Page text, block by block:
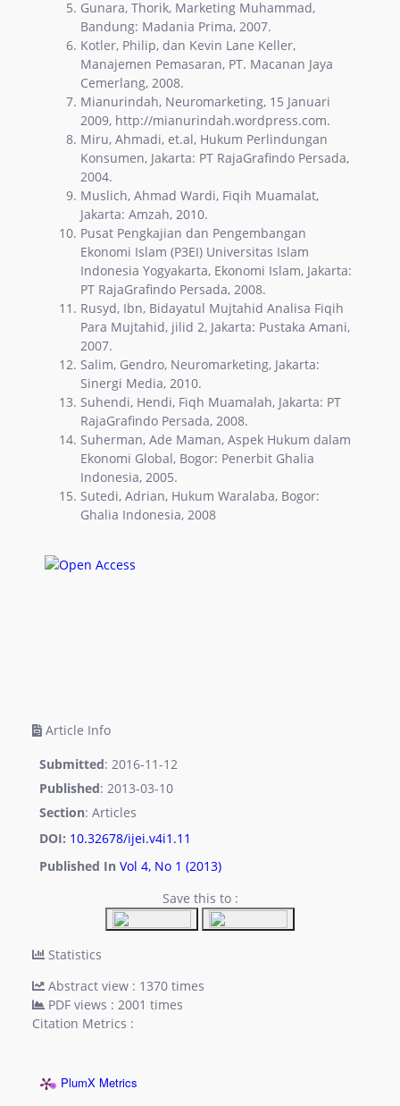
Gunara, Thorik, Marketing Muhammad,
Bandung: Madania Prima, 2007.
Kotler, Philip, dan Kevin Lane Keller,
Manajemen Pemasaran, PT. Macanan Jaya
Cemerlang, 2008.
Mianurindah, Neuromarketing, 15 Januari
2009, http://mianurindah.wordpress.com.
Miru, Ahmadi, et.al, Hukum Perlindungan
Konsumen, Jakarta: PT RajaGrafindo Persada,
2004.
Muslich, Ahmad Wardi, Fiqih Muamalat,
Jakarta: Amzah, 2010.
Pusat Pengkajian dan Pengembangan
Ekonomi Islam (P3EI) Universitas Islam
Indonesia Yogyakarta, Ekonomi Islam, Jakarta:
PT RajaGrafindo Persada, 2008.
Rusyd, Ibn, Bidayatul Mujtahid Analisa Fiqih
Para Mujtahid, jilid 2, Jakarta: Pustaka Amani,
2007.
Salim, Gendro, Neuromarketing, Jakarta:
Sinergi Media, 2010.
Suhendi, Hendi, Fiqh Muamalah, Jakarta: PT
RajaGrafindo Persada, 2008.
Suherman, Ade Maman, Aspek Hukum dalam
Ekonomi Global, Bogor: Penerbit Ghalia
Indonesia, 2005.
Sutedi, Adrian, Hukum Waralaba, Bogor:
Ghalia Indonesia, 2008
Article Info
Submitted: 2016-11-12
Published: 2013-03-10
Section: Articles
DOI: 10.32678/ijei.v4i1.11
Published In Vol 4, No 1 (2013)
Save this to :
Statistics
Abstract view : 1370 times
PDF views : 2001 times
Citation Metrics :
PlumX Metrics